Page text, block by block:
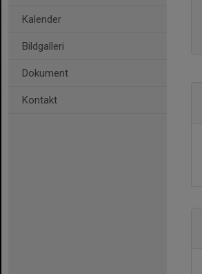
Kalender
Bildgalleri
Dokument
Kontakt